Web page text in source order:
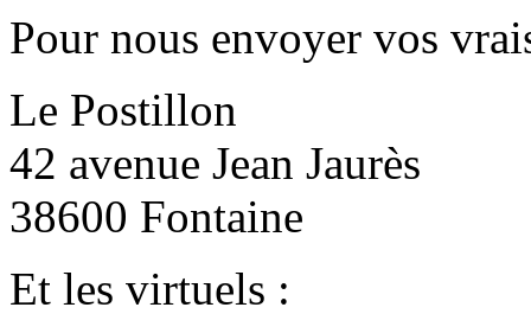
Pour nous envoyer vos
Le Postillon
42 avenue Jean Jaurès
38600 Fontaine
Et les virtuels :